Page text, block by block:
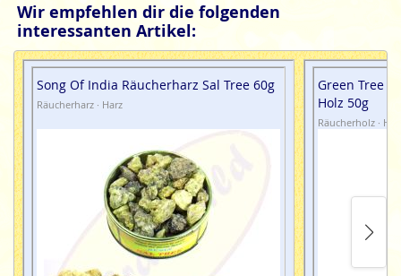
Wir empfehlen dir die folgenden
interessanten Artikel:
Song Of India Räucherharz Sal Tree 60g
Räucherharz · Harz
Green Tree
Holz 50g
Räucherholz ·